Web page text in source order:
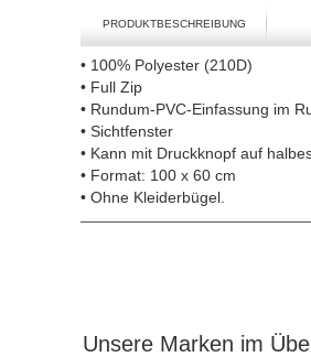
PRODUKTBESCHREIBUNG
• 100% Polyester (210D)
• Full Zip
• Rundum-PVC-Einfassung im
• Sichtfenster
• Kann mit Druckknopf auf
• Format: 100 x 60 cm
• Ohne Kleiderbügel.
Unsere Marken im